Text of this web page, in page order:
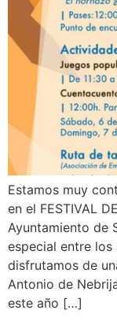
Estamos muy
en el FESTIVAL
Ayuntamiento de
especial entre los
disfrutamos de
Antonio de
este año […]